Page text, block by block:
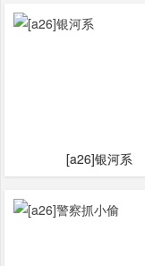
[a26]银河系